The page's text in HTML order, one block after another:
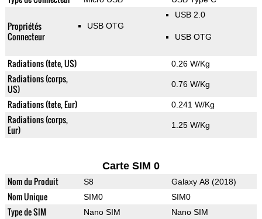
Propriétés
Connecteur
USB OTG
USB 2.0
USB OTG
Radiations (tete, US) 0.26 W/Kg
Radiations (corps,
US)
0.76 W/Kg
Radiations (tete, Eur) 0.241 W/Kg
Radiations (corps,
Eur)
1.25 W/Kg
Carte SIM 0
Nom du Produit S8 Galaxy A8 (2018)
Nom Unique SIM0 SIM0
Type de SIM Nano SIM Nano SIM